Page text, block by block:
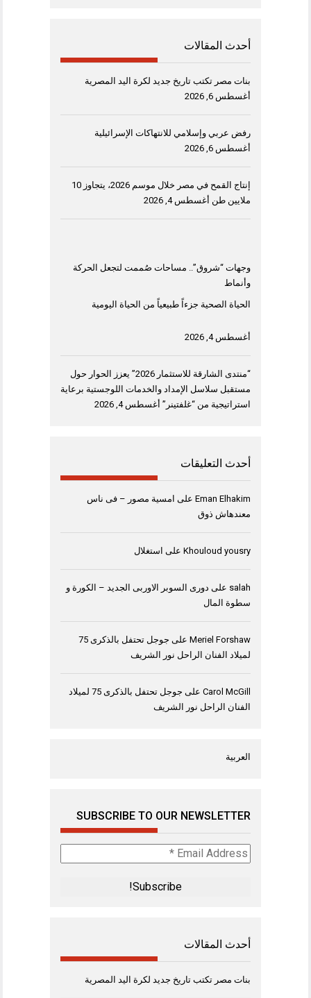
أحدث المقالات
بنات مصر تكتب تاريخ جديد لكرة اليد المصرية
أغسطس 6, 2026
رفض عربي وإسلامي للانتهاكات الإسرائيلية
أغسطس 6, 2026
إنتاج القمح في مصر خلال موسم 2026، يتجاوز 10
ملايين طن أغسطس 4, 2026
وجهات “شروق”.. مساحات صُممت لتجعل الحركة
وأنماط
الحياة الصحية جزءاً طبيعياً من الحياة اليومية
أغسطس 4, 2026
“منتدى الشارقة للاستثمار 2026” يعزز الحوار حول
مستقبل سلاسل الإمداد والخدمات اللوجستية برعاية
استراتيجية من “غلفتينر” أغسطس 4, 2026
أحدث التعليقات
Eman Elhakim على امسية مصور – فى ناس
معندهاش ذوق
Khouloud yousry على استغلال
salah على دورى السوبر الاوربى الجديد – الكورة و
سطوة المال
Meriel Forshaw على
جوجل تحتفل بالذكرى 75
لميلاد الفنان الراحل نور الشريف
Carol McGill على
جوجل تحتفل بالذكرى 75 لميلاد
الفنان الراحل نور الشريف
العربية
SUBSCRIBE TO OUR NEWSLETTER
Email
Address
أحدث المقالات
بنات مصر تكتب تاريخ جديد لكرة اليد المصرية